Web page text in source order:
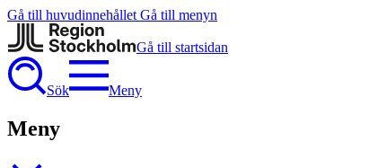
Gå till huvudinnehållet Gå till menyn
Gå till startsidan
Sök Meny
Meny